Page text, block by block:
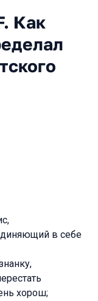
Как
в себе
хорош;